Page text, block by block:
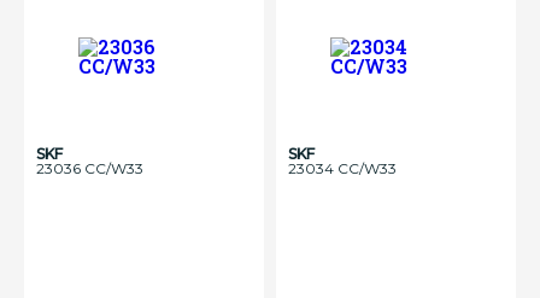
SKF
23036 CC/W33
SKF
23034 CC/W33